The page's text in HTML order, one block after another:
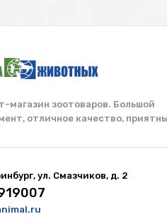
магазин зоотоваров. Большой
отличное качество,
ул. Смазчиков, д. 2
с юр.лицами и ИП
и в розницу. Любая форма
Подробнее